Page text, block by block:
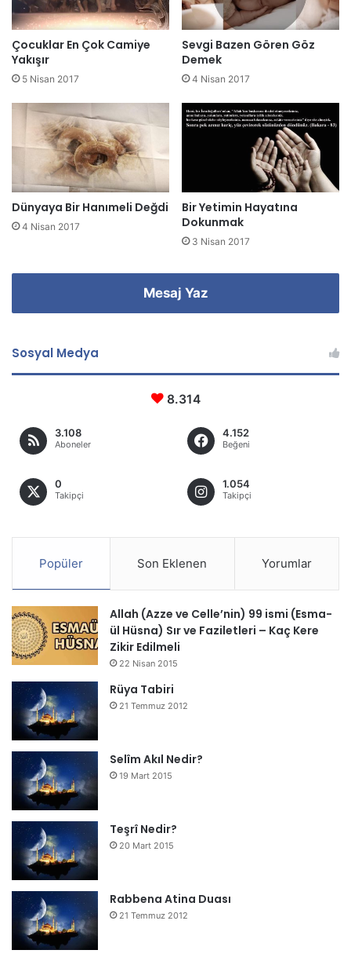
n
i
i
r
i
Çocuklar En Çok Camiye
Yakışır
5 Nisan 2017
Sevgi Bazen Gören Göz
Demek
4 Nisan 2017
Dünyaya Bir Hanımeli Değdi
4 Nisan 2017
Bir Yetimin Hayatına
Dokunmak
3 Nisan 2017
Mesaj Yaz
Sosyal Medya
8.314
3.108
Aboneler
4.152
Beğeni
0
Takipçi
1.054
Takipçi
Popüler Son Eklenen Yorumlar
Allah (Azze ve Celle’nin) 99 ismi (Esma-
ül Hüsna) Sır ve Faziletleri – Kaç Kere
Zikir Edilmeli
22 Nisan 2015
Rüya Tabiri
21 Temmuz 2012
Selîm Akıl Nedir?
19 Mart 2015
Teşrî Nedir?
20 Mart 2015
Rabbena Atina Duası
21 Temmuz 2012